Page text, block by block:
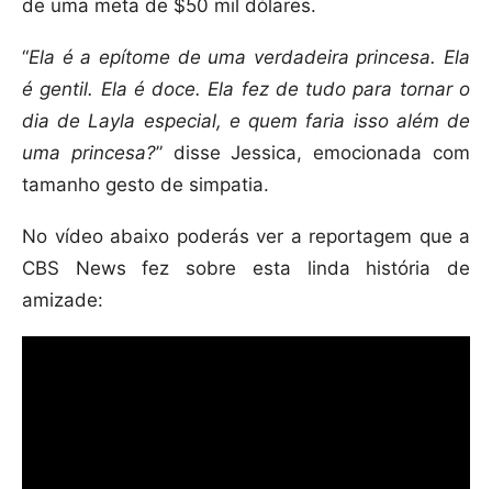
de uma meta de $50 mil dólares.
“Ela é a epítome de uma verdadeira princesa. Ela
é gentil. Ela é doce. Ela fez de tudo para tornar o
dia de Layla especial, e quem faria isso além de
uma princesa?” disse Jessica, emocionada com
tamanho gesto de simpatia.
No vídeo abaixo poderás ver a reportagem que a
CBS News fez sobre esta linda história de
amizade: